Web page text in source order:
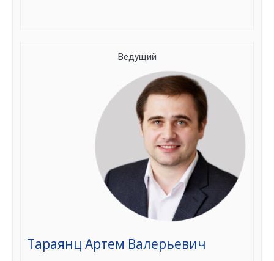
Ведущий
Тараянц Артем Валерьевич